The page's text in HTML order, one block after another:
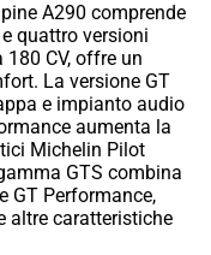
A290 comprende
quattro versioni
CV, offre un
La versione GT
e impianto audio
aumenta la
Michelin Pilot
GTS combina
GT Performance,
altre caratteristiche